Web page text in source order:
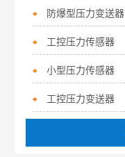
防爆型压力变送器
工控压力传感器
小型压力传感器
工控压力变送器